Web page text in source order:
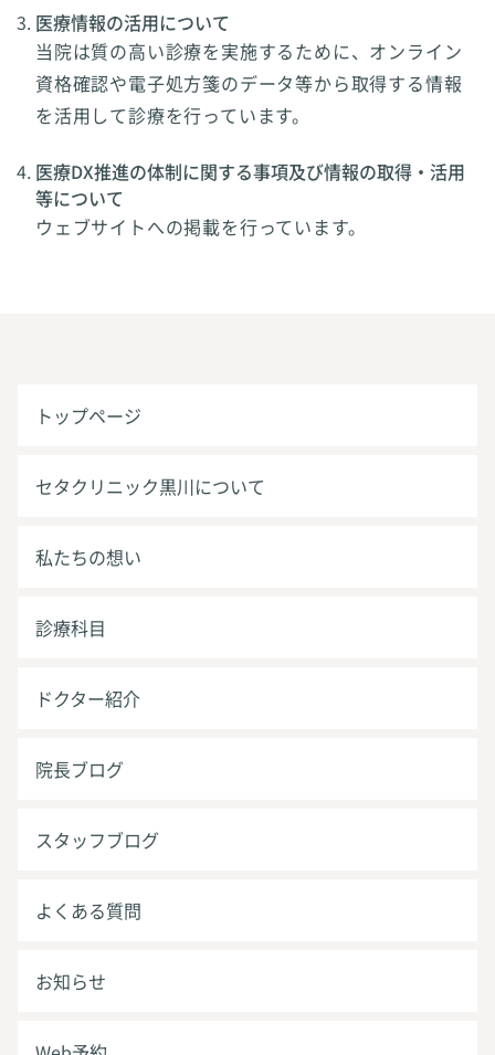
医療情報の活用について
当院は質の高い診療を実施するために、オンライン
資格確認や電子処方箋のデータ等から取得する情報
を活用して診療を行っています。
医療DX推進の体制に関する事項及び情報の取得・活用
等について
ウェブサイトへの掲載を行っています。
トップページ
セタクリニック黒川について
私たちの想い
診療科目
ドクター紹介
院長ブログ
スタッフブログ
よくある質問
お知らせ